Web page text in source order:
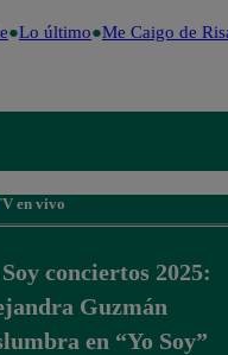
Lo último Me Caigo de Risa
en vivo
conciertos 2025:
Guzmán
en “Yo Soy”